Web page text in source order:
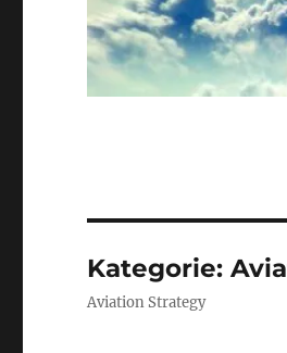
Kategorie:
Aviation Strategy